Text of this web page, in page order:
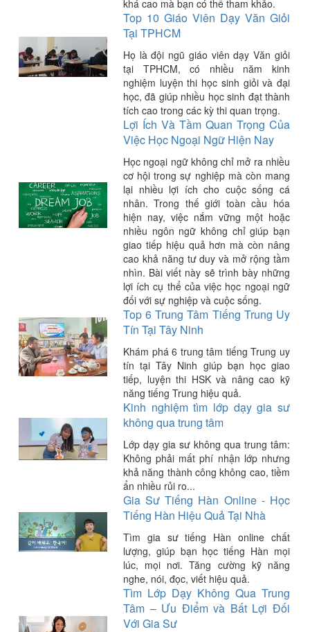
khá cao mà bạn có thể tham khảo.
Top 10 Giáo Viên Dạy Văn Giỏi
Tại TPHCM
Họ là đội ngũ giáo viên dạy Văn giỏi
tại TPHCM, có nhiều năm kinh
nghiệm luyện thi học sinh giỏi và đại
học, đã giúp nhiều học sinh đạt thành
tích cao trong các kỳ thi quan trọng.
Lợi Ích Và Tầm Quan Trọng Của
Việc Học Ngoại Ngữ Hiện Nay
Học ngoại ngữ không chỉ mở ra nhiều
cơ hội trong sự nghiệp mà còn mang
lại nhiều lợi ích cho cuộc sống cá
nhân. Trong thế giới toàn cầu hóa
hiện nay, việc nắm vững một hoặc
nhiều ngôn ngữ không chỉ giúp bạn
giao tiếp hiệu quả hơn mà còn nâng
cao khả năng tư duy và mở rộng tầm
nhìn. Bài viết này sẽ trình bày những
lợi ích cụ thể của việc học ngoại ngữ
đối với sự nghiệp và cuộc sống.
Top 6 Trung Tâm Tiếng Trung Uy
Tín Tại Tây Ninh
Khám phá 6 trung tâm tiếng Trung uy
tín tại Tây Ninh giúp bạn học giao
tiếp, luyện thi HSK và nâng cao kỹ
năng tiếng Trung hiệu quả.
Kinh nghiệm tìm lớp dạy gia sư
không qua trung tâm
Lớp dạy gia sư không qua trung tâm:
Không phải mất phí nhận lớp nhưng
khả năng thành công không cao, tiềm
ẩn nhiều rủi ro...
Gia Sư Tiếng Hàn Online - Học
Tiếng Hàn Hiệu Quả Tại Nhà
Tìm gia sư tiếng Hàn online chất
lượng, giúp bạn học tiếng Hàn mọi
lúc, mọi nơi. Tăng cường kỹ năng
nghe, nói, đọc, viết hiệu quả.
Tìm Lớp Dạy Không Qua Trung
Tâm – Ưu Điểm và Bất Lợi Đối
Với Gia Sư